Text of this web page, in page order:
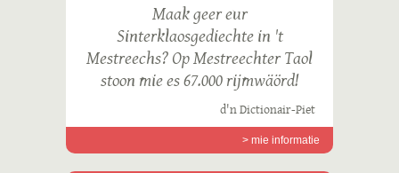
Maak geer eur
Sinterklaosgediechte in 't
Mestreechs? Op Mestreechter Taol
stoon mie es 67.000 rijmwäörd!
d'n Dictionair-Piet
> mie informatie